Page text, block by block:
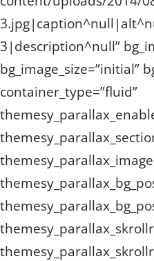
3|description^null”
bg_image_size=”initial”
container_type=”fluid”